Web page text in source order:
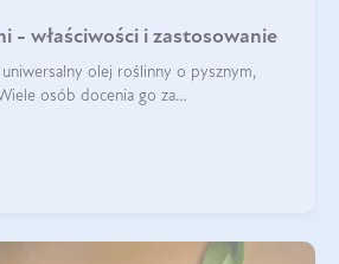
- właściwości i zastosowanie
olej roślinny o pysznym,
osób docenia go za